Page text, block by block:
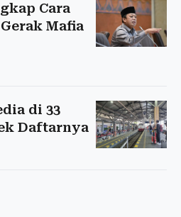
Cara
Mafia
di 33
Daftarnya